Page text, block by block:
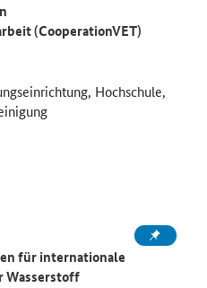
(CooperationVET)
Hochschule,
für internationale
Wasserstoff